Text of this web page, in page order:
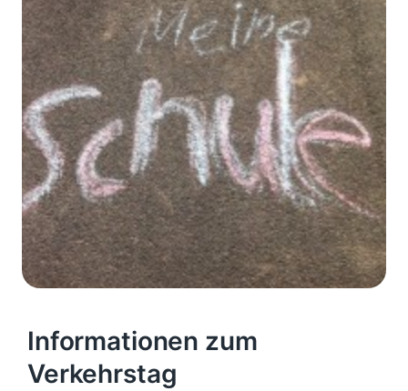
Informationen zum
Verkehrstag